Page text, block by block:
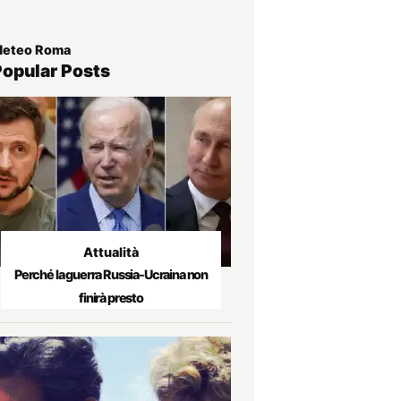
Roma
Posts
Attualità
Perché la guerra Russia-Ucraina non
finirà presto